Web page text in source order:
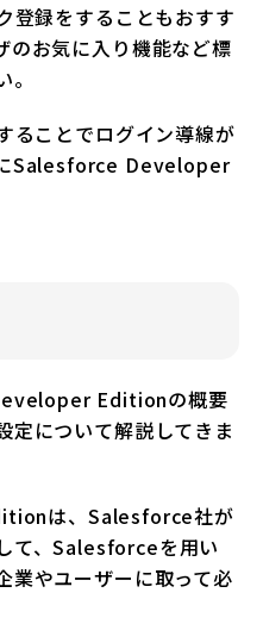
登録をすることもおすす
のお気に入り機能など標
ることでログイン導線が
Salesforce Developer
Editionの概要
定について解説してきま
は、Salesforce社が
て、Salesforceを用い
業やユーザーに取って必